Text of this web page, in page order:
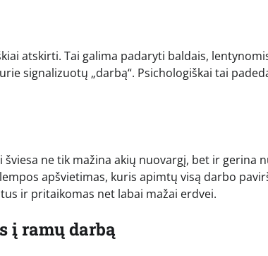
atskirti. Tai galima padaryti baldais,
signalizuotų „darbą“. Psichologiškai tai
ne tik mažina akių nuovargį, bet ir gerina
apšvietimas, kuris apimtų visą darbo
ir pritaikomas net labai mažai erdvei.
į ramų darbą